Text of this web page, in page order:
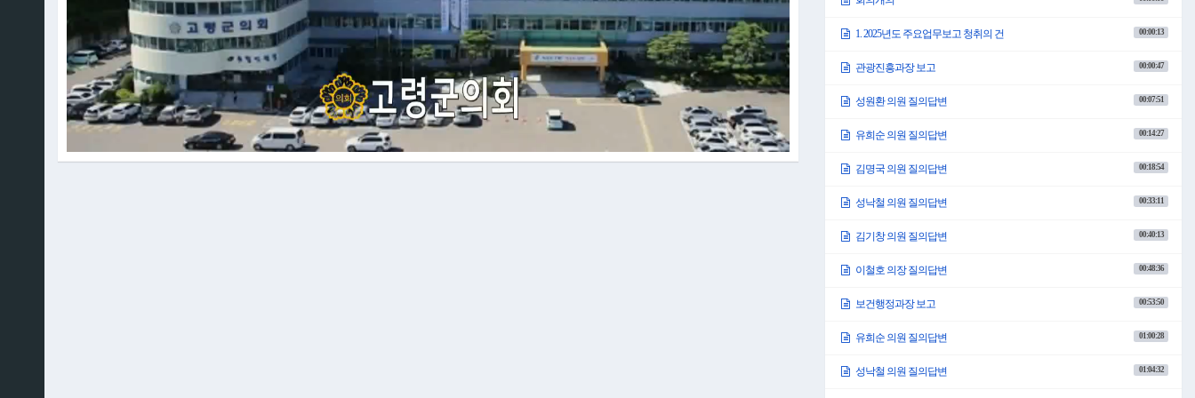
Video
1. 2025년도 주요업무보고 청취의 건 00:00:13
관광진흥과장 보고 00:00:47
성원환 의원 질의답변 00:07:51
유희순 의원 질의답변 00:14:27
김명국 의원 질의답변 00:18:54
성낙철 의원 질의답변 00:33:11
김기창 의원 질의답변 00:40:13
이철호 의장 질의답변 00:48:36
보건행정과장 보고 00:53:50
유희순 의원 질의답변 01:00:28
성낙철 의원 질의답변 01:04:32